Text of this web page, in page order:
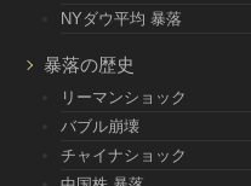
NYダウ平均 暴落
暴落の歴史
リーマンショック
バブル崩壊
チャイナショック